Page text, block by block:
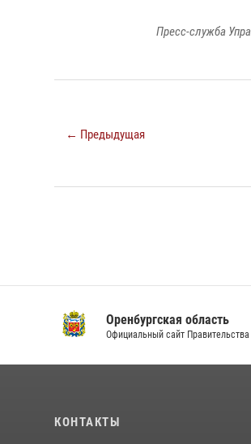
Пресс-служба
← Предыдущая
Оренбургская область
Официальный сайт Правительства
КОНТАКТЫ